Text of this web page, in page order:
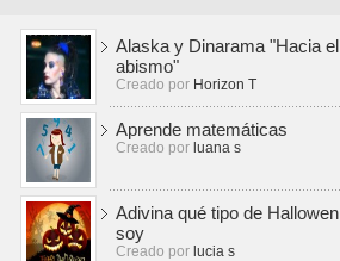
Alaska y Dinarama "Hacia el
abismo"
Creado por Horizon T
Aprende matemáticas
Creado por luana s
Adivina qué tipo de Hallowen
soy
Creado por lucia s